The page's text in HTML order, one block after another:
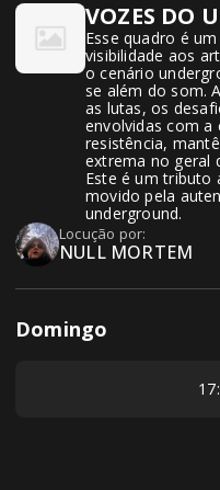
VOZES DO
Esse quadro é
visibilidade aos
o cenário
se além do som.
as lutas, os
envolvidas com a
resistência,
extrema no geral
Este é um tributo
movido pela
underground.
Locução por:
NULL MORTEM
Domingo